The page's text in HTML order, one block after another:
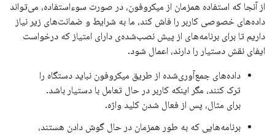
از آنجا که استفاده همزمان از میکروفون، در صورت سوءاستفاده، می‌تواند
داده‌های خصوصی کاربر را فاش کند، ما به شرایط و ضمانت‌های زیر نیاز
داریم تا برای برنامه‌های از پیش نصب‌شده‌ی دارای امتیاز که درخواست
ایفای نقش دستیار را دارند، اعمال شود.
داده‌های جمع‌آوری‌شده از طریق میکروفون نباید دستگاه را
ترک کنند، مگر اینکه کاربر در حال تعامل با دستیار باشد.
برای مثال، پس از فعال شدن کلید واژه.
برنامه‌هایی که به طور همزمان در حال گوش دادن هستند،